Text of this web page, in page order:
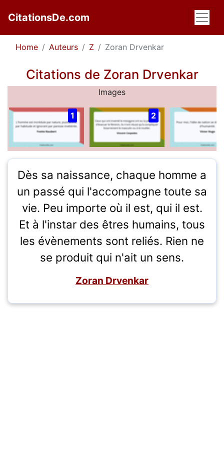
CitationsDe.com
Home Auteurs Z Zoran Drvenkar
Citations de Zoran Drvenkar
Images
1 2
Dès sa naissance, chaque homme a
un passé qui l'accompagne toute sa
vie. Peu importe où il est, qui il est.
Et à l'instar des êtres humains, tous
les évènements sont reliés. Rien ne
se produit qui n'ait un sens.
Zoran Drvenkar